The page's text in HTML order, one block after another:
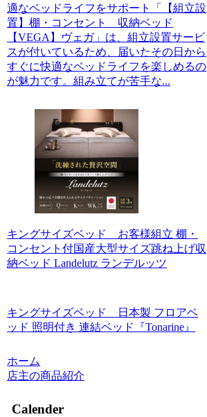
適なベッドライフをサポート「【組立設
置】棚・コンセント 収納ベッド
【VEGA】ヴェガ」は、組立設置サービ
スが付いているため、届いたその日から
すぐに快適なベッドライフを楽しめるの
が魅力です。組み立てが苦手な...
キングサイズベッド お客様組立 棚・
コンセント付国産大型サイズ跳ね上げ収
納ベッド Landelutz ランデルッツ
キングサイズベッド 日本製 フロアベ
ッド 照明付き 連結ベッド『Tonarine』
ホーム
店主の商品紹介
Calender